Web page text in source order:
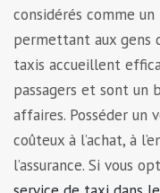
considérés comme
permettant aux gens
taxis accueillent
passagers et sont un
affaires. Posséder un
coûteux à l’achat, à
l’assurance. Si vous